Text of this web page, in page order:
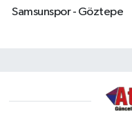
Samsunspor - Göztepe